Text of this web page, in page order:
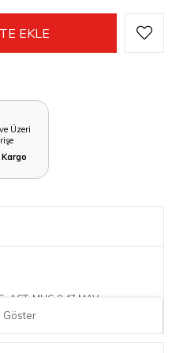
Üzeri
ACT. MUG 0,47 MAV
Göster